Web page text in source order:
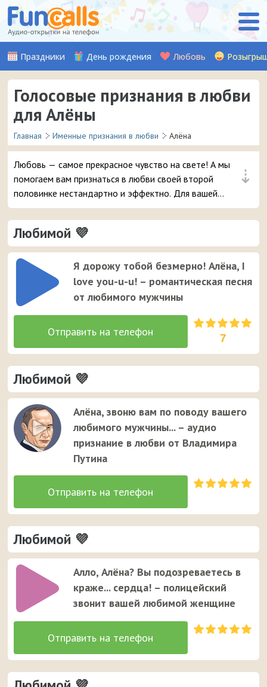
Праздники День рождения Любовь
Голосовые признания в любви
для Алёны
Главная Именные признания в любви Алёна
⇣
Любовь — самое прекрасное чувство на свете! А мы
помогаем вам признаться в любви своей второй
половинке нестандартно и эффектно. Для вашей
девушки Алёны мы записали множество красивых
музыкальных и аудио признаний, стихов, а также
шуточных признаний от Путина (хит!). Выберите
понравившуюся аудио-открытку и уже через пару
мгновений она придет на телефон вашей любимой
Алёне. Это единственный случай, когда звонок от
неизвестного номера вызывает улыбку у вашей
девушки ;)
Любимой 💜
Я дорожу тобой безмерно! Алёна, I
love you-u-u! – романтическая песня
от любимого мужчины
7
Любимой 💜
Алёна, звоню вам по поводу вашего
любимого мужчины... – аудио
признание в любви от Владимира
Путина
Любимой 💜
Алло, Алёна? Вы подозреваетесь в
краже... сердца! – полицейский
звонит вашей любимой женщине